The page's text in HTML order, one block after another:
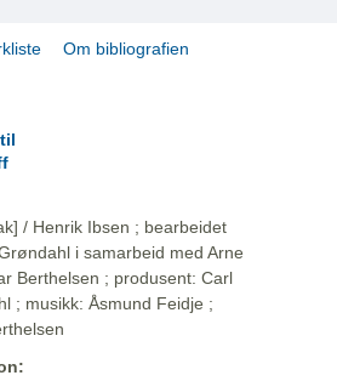
Om bibliografien
/ Henrik Ibsen ; bearbeidet
i samarbeid med Arne
Berthelsen ; produsent: Carl
; musikk: Åsmund Feidje ;